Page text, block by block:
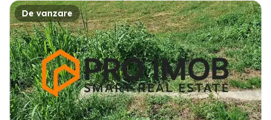
De vanzare